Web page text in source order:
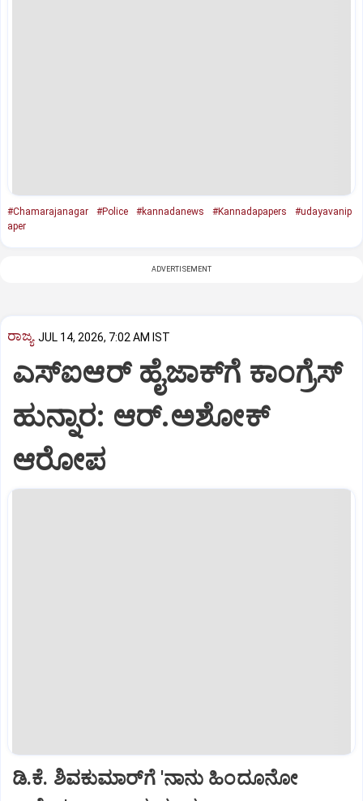
#Chamarajanagar #Police #kannadanews #Kannadapapers
#udayavanip
aper
ADVERTISEMENT
ರಾಜ್ಯ JUL 14, 2026, 7:02 AM IST
ಎಸ್‌ಐಆರ್‌ ಹೈಜಾಕ್‌ಗೆ ಕಾಂಗ್ರೆಸ್‌
ಹುನ್ನಾರ: ಆರ್‌.ಅಶೋಕ್‌
ಆರೋಪ
ಡಿ.ಕೆ. ಶಿವಕುಮಾರ್‌ಗೆ 'ನಾನು ಹಿಂದೂನೋ